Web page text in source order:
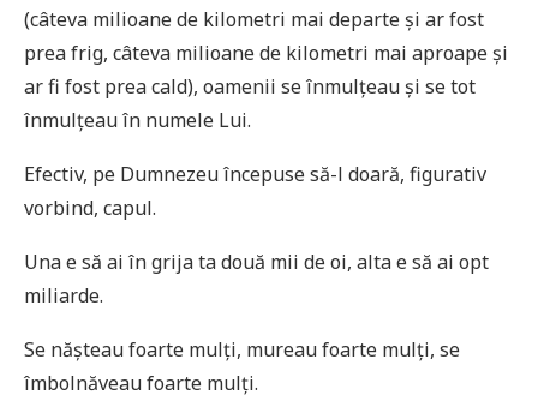
(câteva milioane de kilometri mai departe și ar fost
prea frig, câteva milioane de kilometri mai aproape și
ar fi fost prea cald), oamenii se înmulțeau și se tot
înmulțeau în numele Lui.
Efectiv, pe Dumnezeu începuse să-l doară, figurativ
vorbind, capul.
Una e să ai în grija ta două mii de oi, alta e să ai opt
miliarde.
Se nășteau foarte mulți, mureau foarte mulți, se
îmbolnăveau foarte mulți.